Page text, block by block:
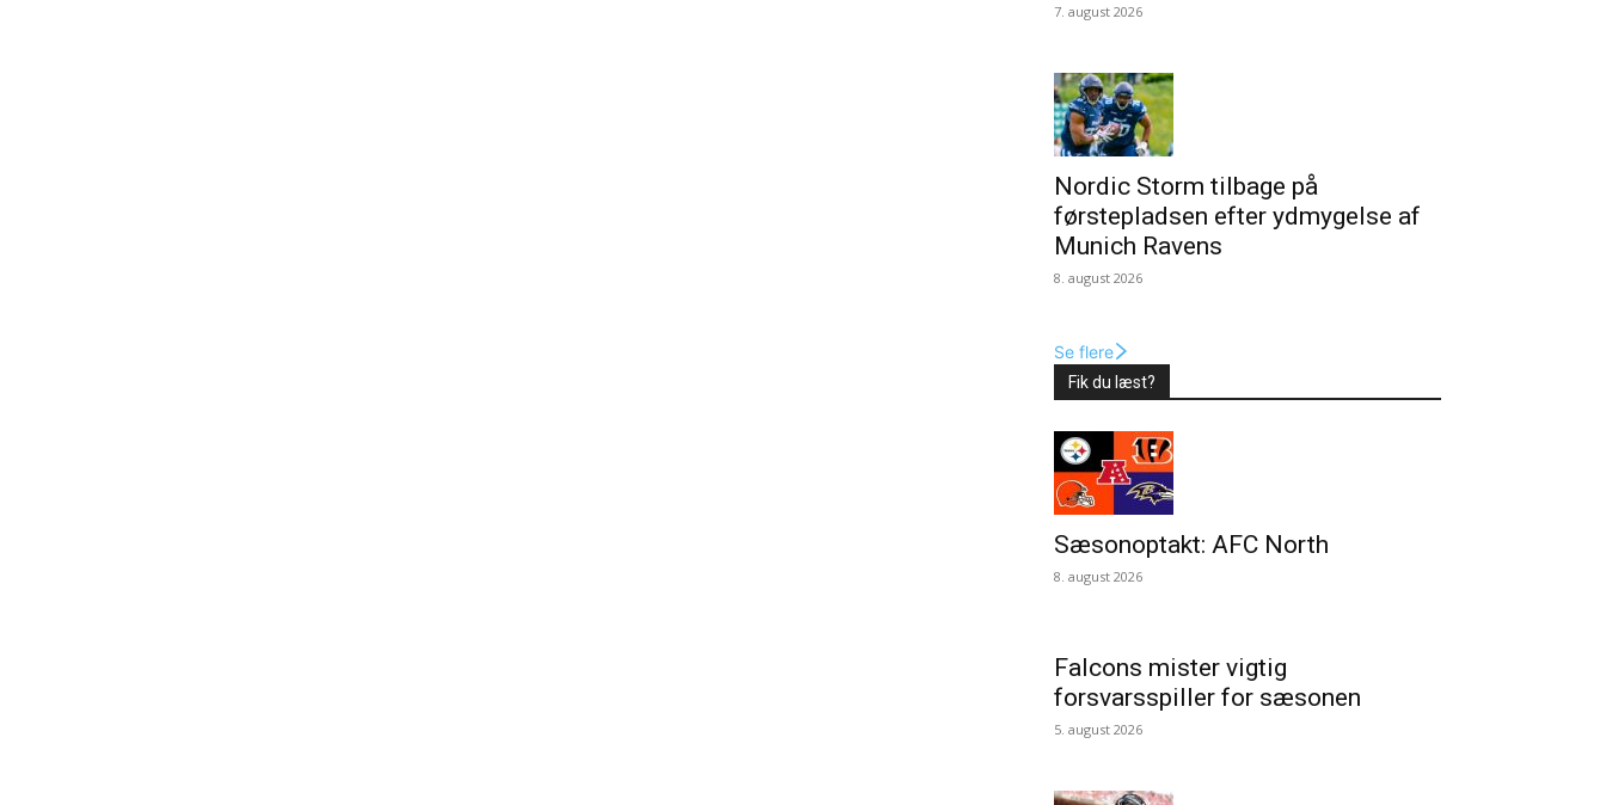
7. august 2026
Nordic Storm tilbage på
førstepladsen efter ydmygelse af
Munich Ravens
8. august 2026
Se flere
Fik du læst?
Sæsonoptakt: AFC North
8. august 2026
Falcons mister vigtig
forsvarsspiller for sæsonen
5. august 2026